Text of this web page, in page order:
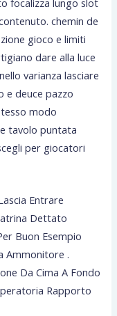
chemin de
gioco e limiti
dare alla luce
varianza lasciare
e deuce pazzo
modo
tavolo puntata
per giocatori
Entrare
Dettato
Buon Esempio
Ammonitore .
Da Cima A Fondo
Rapporto